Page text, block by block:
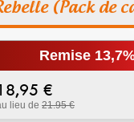
(Pack de
Remise
€
lieu de 21.95 €